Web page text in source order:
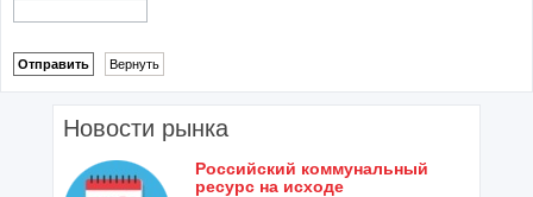
Новости рынка
Российский коммунальный
ресурс на исходе